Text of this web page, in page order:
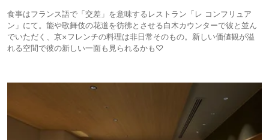
食事はフランス語で「交差」を意味するレストラン「レ コンフリュア
ン」にて。能や歌舞伎の花道を彷彿とさせる白木カウンターで彼と並ん
でいただく、京×フレンチの料理は非日常そのもの。新しい価値観が溢
れる空間で彼の新しい一面も見られるかも♡